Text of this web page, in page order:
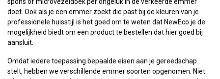
spons of microvezeldoek per ongeluk in de verkeerde emmer
doet. Ook als je een emmer zoekt die past bij de kleuren van je
professionele huisstijl is het goed om te weten dat NewEco je de
mogelijkheid biedt om een product te bestellen dat hier goed bij
aansluit.
Omdat iedere toepassing bepaalde eisen aan je gereedschap
stelt, hebben we verschillende emmer soorten opgenomen. Niet